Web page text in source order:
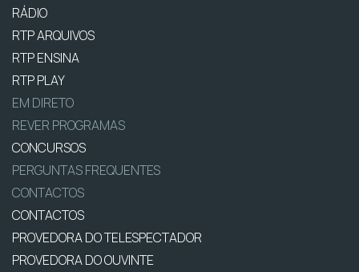
RÁDIO
RTP ARQUIVOS
RTP ENSINA
RTP PLAY
EM DIRETO
REVER PROGRAMAS
CONCURSOS
PERGUNTAS FREQUENTES
CONTACTOS
CONTACTOS
PROVEDORA DO TELESPECTADOR
PROVEDORA DO OUVINTE